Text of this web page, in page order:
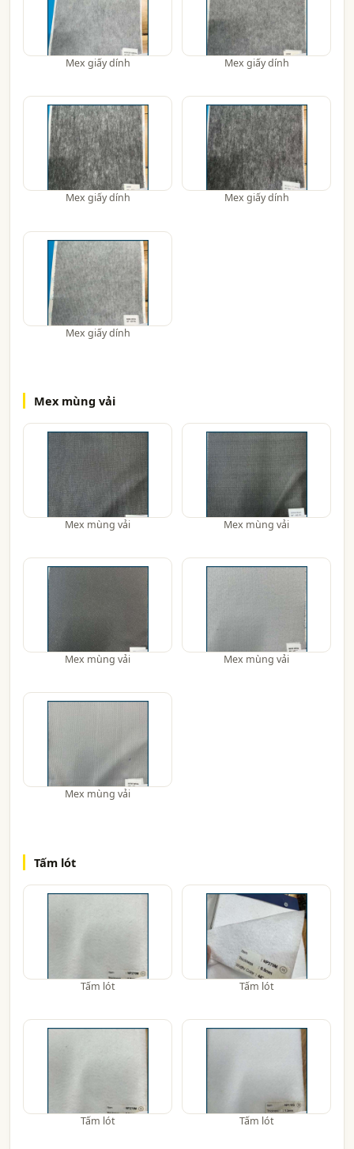
Mex giấy dính Mex giấy dính
Mex giấy dính Mex giấy dính
Mex giấy dính
Mex mùng vải
Mex mùng vải Mex mùng vải
Mex mùng vải Mex mùng vải
Mex mùng vải
Tấm lót
Tấm lót Tấm lót
Tấm lót Tấm lót